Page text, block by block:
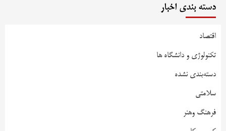
دسته بندی اخبار
اقتصاد
تکنولوژی و دانشگاه ها
دسته‌بندی نشده
سلامتی
فرهنگ وهنر